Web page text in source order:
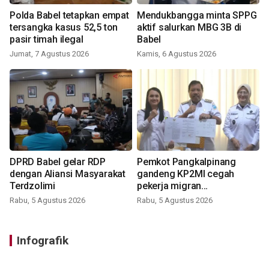
Polda Babel tetapkan empat
tersangka kasus 52,5 ton
pasir timah ilegal
Jumat, 7 Agustus 2026
Mendukbangga minta SPPG
aktif salurkan MBG 3B di
Babel
Kamis, 6 Agustus 2026
DPRD Babel gelar RDP
dengan Aliansi Masyarakat
Terdzolimi
Rabu, 5 Agustus 2026
Pemkot Pangkalpinang
gandeng KP2MI cegah
pekerja migran
nonprosedural
Rabu, 5 Agustus 2026
Infografik